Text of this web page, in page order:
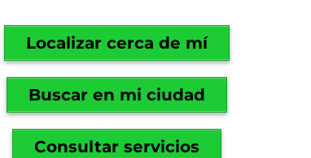
Localizar cerca de mí
Buscar en mi ciudad
Consultar servicios